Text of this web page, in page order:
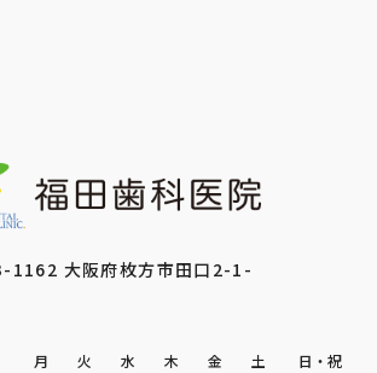
1162 大阪府枚方市田口2-1-
月 火 水 木 金 土 日・祝